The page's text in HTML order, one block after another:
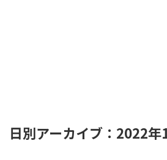
日別アーカイブ：2022年